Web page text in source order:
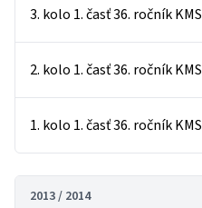
3. kolo 1. časť 36. ročník KMS
2. kolo 1. časť 36. ročník KMS
1. kolo 1. časť 36. ročník KMS
2013 / 2014